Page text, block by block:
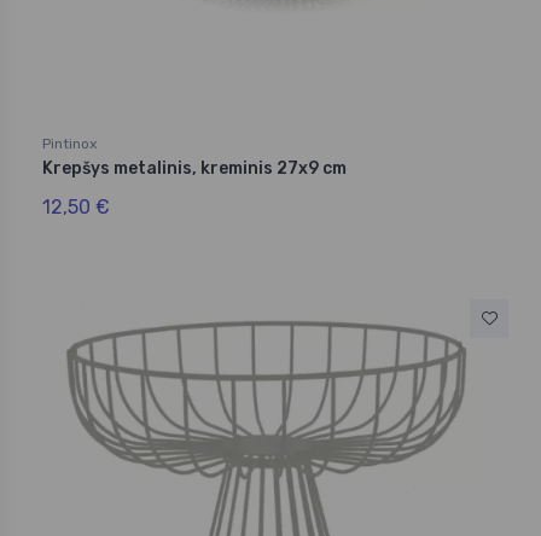
Pintinox
Krepšys metalinis, kreminis 27x9 cm
12,50 €